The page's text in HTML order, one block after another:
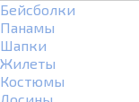
Бейсболки
Панамы
Шапки
Жилеты
Костюмы